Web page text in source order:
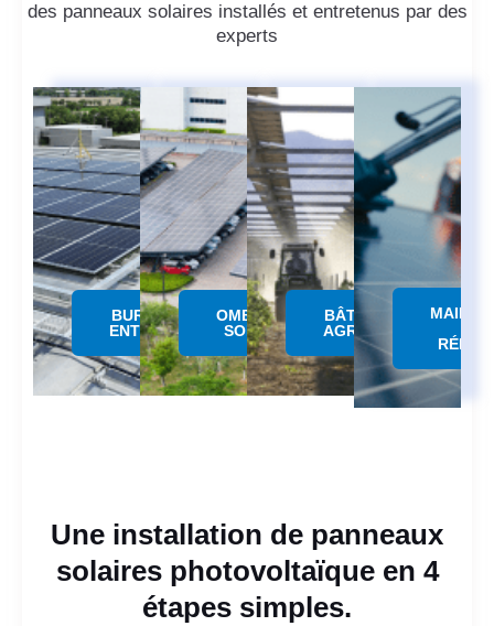
des panneaux solaires installés et entretenus par des
experts
BUREAUX &
ENTREPÔTS
OMBRIERE
SOLAIRE
BÂTIMENTS
AGRICOLES
Une installation de panneaux
solaires photovoltaïque en 4
étapes simples.